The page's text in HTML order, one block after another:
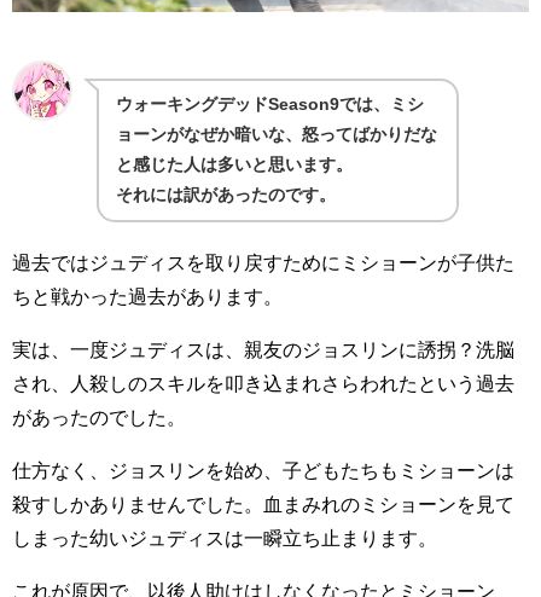
ウォーキングデッドSeason9では、ミシ
ョーンがなぜか暗いな、怒ってばかりだな
と感じた人は多いと思います。
それには訳があったのです。
過去ではジュディスを取り戻すためにミショーンが子供た
ちと戦かった過去があります。
実は、一度ジュディスは、親友のジョスリンに誘拐？洗脳
され、人殺しのスキルを叩き込まれさらわれたという過去
があったのでした。
仕方なく、ジョスリンを始め、子どもたちもミショーンは
殺すしかありませんでした。血まみれのミショーンを見て
しまった幼いジュディスは一瞬立ち止まります。
これが原因で、以後人助けはしなくなったとミショーン